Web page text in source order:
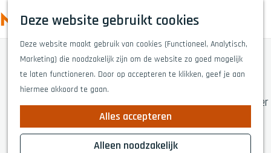
Deze website gebruikt cookies
Deze website maakt gebruik van cookies (Functioneel, Analytisch,
Marketing) die noodzakelijk zijn om de website zo goed mogelijk
te laten functioneren. Door op accepteren te klikken, geef je aan
hiermee akkoord te gaan.
Alles accepteren
Alleen noodzakelijk
Z
e
k
e
M
e
n
Fietsen
Wandelen
Eten en drinken
Winkelen
Naar het theater
Voor groepen